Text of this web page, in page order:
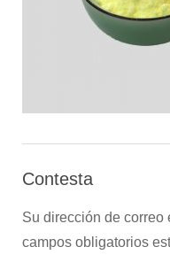
Contesta
Su dirección de correo
campos obligatorios